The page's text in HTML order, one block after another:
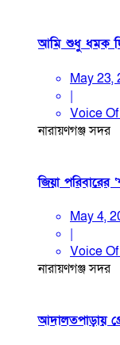
আমি শুধু ধমক
May 23,
|
Voice
নারায়ণগঞ্জ সদর
জিয়া পরিবারের
May 4,
|
Voice
নারায়ণগঞ্জ সদর
আদালতপাড়ায়